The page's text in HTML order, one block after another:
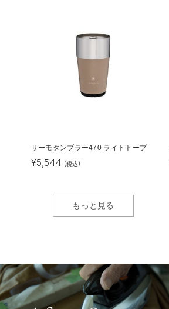
サーモタンブラー470 ライトトープ
¥5,544 (税込)
もっと見る